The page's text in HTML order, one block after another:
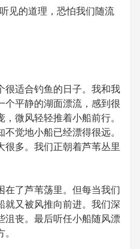
见的道理，恐怕我们随流
很适合钓鱼的日子。我和我
个平静的湖面漂流，感到很
微风轻轻推着小船前行。
觉地小船已经漂得很远。
很多。我们正朝着芦苇丛里
在了芦苇荡里。但每当我们
就又被风推向前进。我们深
沮丧。最后听任小船随风漂